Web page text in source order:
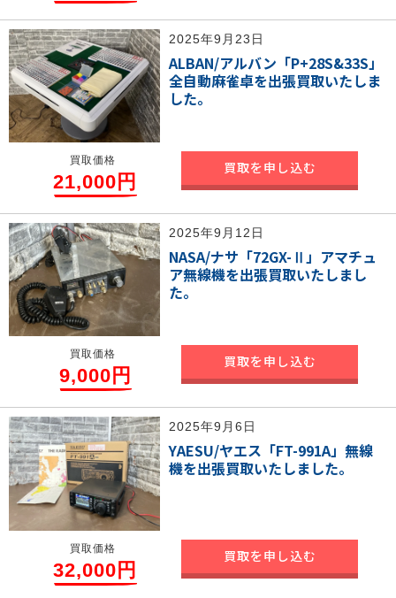
2025年9月23日
ALBAN/アルバン「P+28S&33S」
全自動麻雀卓を出張買取いたしま
した。
買取価格
21,000円
買取を申し込む
2025年9月12日
NASA/ナサ「72GX-Ⅱ」アマチュ
ア無線機を出張買取いたしまし
た。
買取価格
9,000円
買取を申し込む
2025年9月6日
YAESU/ヤエス「FT-991A」無線
機を出張買取いたしました。
買取価格
32,000円
買取を申し込む